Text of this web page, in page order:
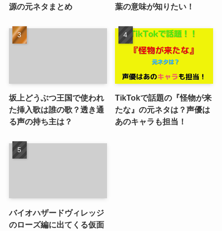
源の元ネタまとめ
葉の意味が知りたい！
坂上どうぶつ王国で使われ
た挿入歌は誰の歌？透き通
る声の持ち主は？
TikTokで話題の『怪物が来
たな』の元ネタは？声優は
あのキャラも担当！
バイオハザードヴィレッジ
のローズ編に出てくる仮面